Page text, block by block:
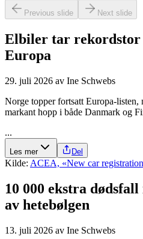
Previous slide Next slide
Elbiler tar rekordstor
Europa
29. juli 2026 av Ine Schwebs
Norge topper fortsatt Europa-listen,
markant hopp i både Danmark og
...
Les mer Del
Kilde: ACEA, «New car
10 000 ekstra
av hetebølgen
13. juli 2026 av Ine Schwebs